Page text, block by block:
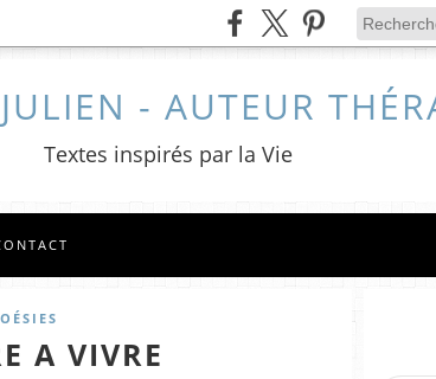
- AUTEUR
Textes inspirés par la Vie
A VIVRE